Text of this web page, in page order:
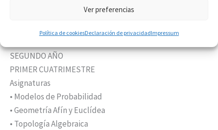
Ver preferencias
Política de cookiesDeclaración de privacidadImpressum
• Lógica Computacional
SEGUNDO AÑO
PRIMER CUATRIMESTRE
Asignaturas
• Modelos de Probabilidad
• Geometría Afín y Euclídea
• Topología Algebraica